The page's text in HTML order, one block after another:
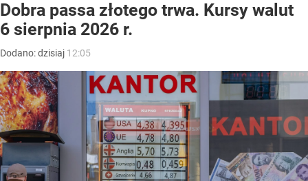
Dobra passa złotego trwa. Kursy walut
6 sierpnia 2026 r.
Dodano:dzisiaj 12:05